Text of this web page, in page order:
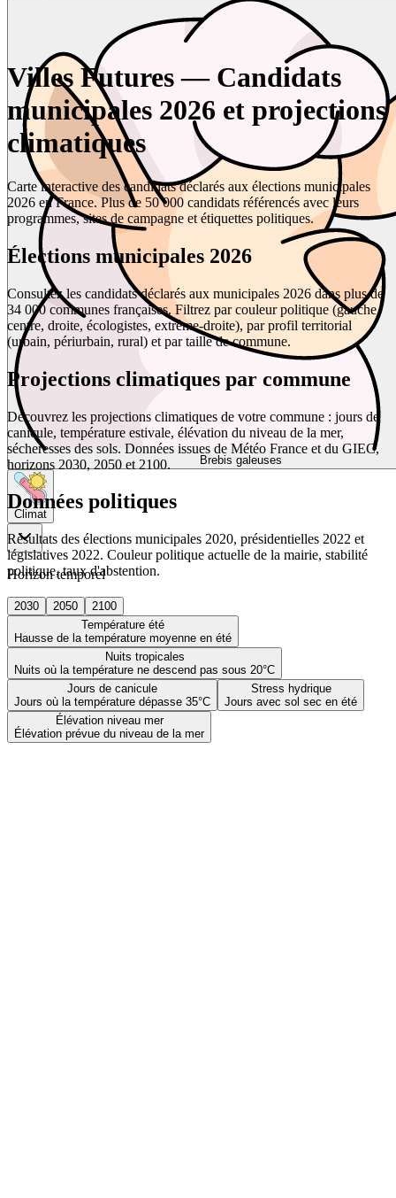
Brebis galeuses
Climat
Horizon temporel
2030 2050
2100
Température été
Hausse de la température moyenne en été
Nuits tropicales
Nuits où la température ne descend pas sous 20°C
Jours de canicule
Jours où la température dépasse 35°C
Stress hydrique
Jours avec sol sec en été
Élévation niveau mer
Élévation prévue du niveau de la mer
Villes Futures — Candidats
municipales 2026 et projections
climatiques
Carte interactive des candidats déclarés aux élections municipales
2026 en France. Plus de 50 000 candidats référencés avec leurs
programmes, sites de campagne et étiquettes politiques.
Élections municipales 2026
Consultez les candidats déclarés aux municipales 2026 dans plus de
34 000 communes françaises. Filtrez par couleur politique (gauche,
centre, droite, écologistes, extrême-droite), par profil territorial
(urbain, périurbain, rural) et par taille de commune.
Projections climatiques par commune
Découvrez les projections climatiques de votre commune : jours de
canicule, température estivale, élévation du niveau de la mer,
sécheresses des sols. Données issues de Météo France et du GIEC,
horizons 2030, 2050 et 2100.
Données politiques
Résultats des élections municipales 2020, présidentielles 2022 et
législatives 2022. Couleur politique actuelle de la mairie, stabilité
politique, taux d'abstention.